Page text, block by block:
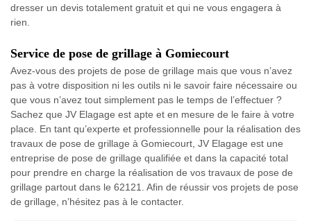
dresser un devis totalement gratuit et qui ne vous engagera à
rien.
Service de pose de grillage à Gomiecourt
Avez-vous des projets de pose de grillage mais que vous n’avez
pas à votre disposition ni les outils ni le savoir faire nécessaire ou
que vous n’avez tout simplement pas le temps de l’effectuer ?
Sachez que JV Elagage est apte et en mesure de le faire à votre
place. En tant qu’experte et professionnelle pour la réalisation des
travaux de pose de grillage à Gomiecourt, JV Elagage est une
entreprise de pose de grillage qualifiée et dans la capacité total
pour prendre en charge la réalisation de vos travaux de pose de
grillage partout dans le 62121. Afin de réussir vos projets de pose
de grillage, n’hésitez pas à le contacter.